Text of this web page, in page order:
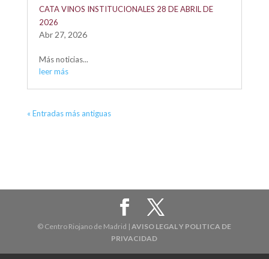
CATA VINOS INSTITUCIONALES 28 DE ABRIL DE
2026
Abr 27, 2026
Más noticias...
leer más
« Entradas más antiguas
© Centro Riojano de Madrid |AVISO LEGAL Y POLITICA DE
PRIVACIDAD